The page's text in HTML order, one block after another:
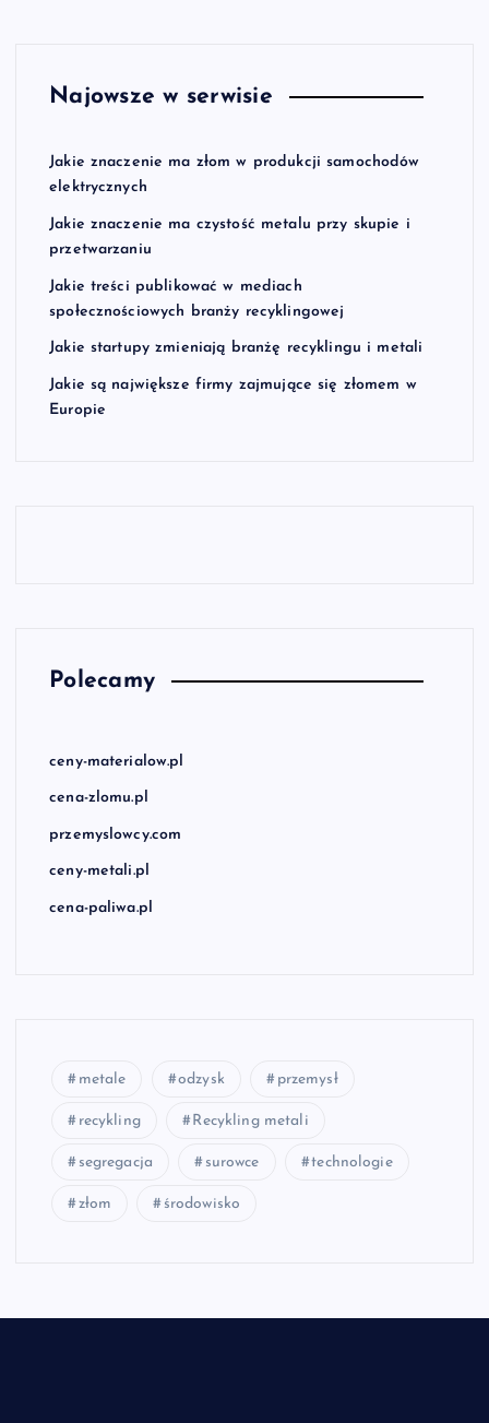
Najowsze w serwisie
Jakie znaczenie ma złom w produkcji samochodów
elektrycznych
Jakie znaczenie ma czystość metalu przy skupie i
przetwarzaniu
Jakie treści publikować w mediach
społecznościowych branży recyklingowej
Jakie startupy zmieniają branżę recyklingu i metali
Jakie są największe firmy zajmujące się złomem w
Europie
Polecamy
ceny-materialow.pl
cena-zlomu.pl
przemyslowcy.com
ceny-metali.pl
cena-paliwa.pl
metale odzysk przemysł
recykling Recykling metali
segregacja surowce technologie
złom środowisko